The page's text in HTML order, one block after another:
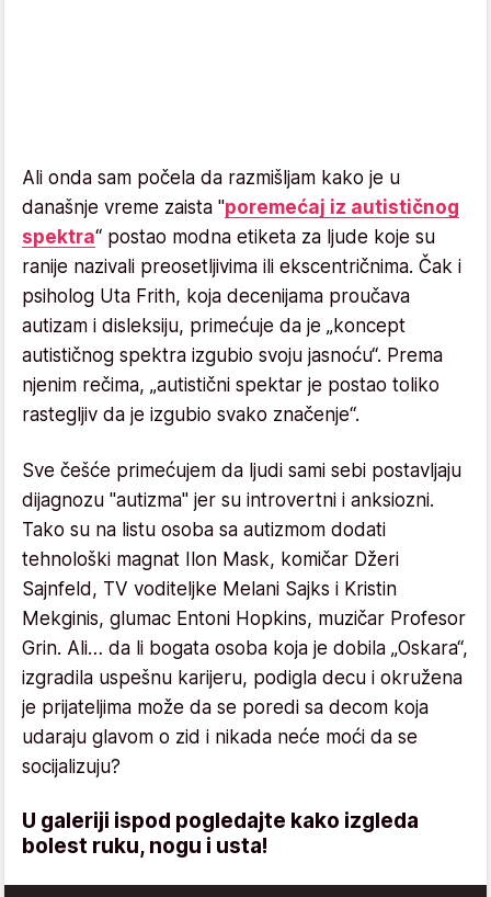
Ali onda sam počela da razmišljam kako je u
današnje vreme zaista "poremećaj iz autističnog
spektra“ postao modna etiketa za ljude koje su
ranije nazivali preosetljivima ili ekscentričnima. Čak i
psiholog Uta Frith, koja decenijama proučava
autizam i disleksiju, primećuje da je „koncept
autističnog spektra izgubio svoju jasnoću“. Prema
njenim rečima, „autistični spektar je postao toliko
rastegljiv da je izgubio svako značenje“.
Sve češće primećujem da ljudi sami sebi postavljaju
dijagnozu "autizma" jer su introvertni i anksiozni.
Tako su na listu osoba sa autizmom dodati
tehnološki magnat Ilon Mask, komičar Džeri
Sajnfeld, TV voditeljke Melani Sajks i Kristin
Mekginis, glumac Entoni Hopkins, muzičar Profesor
Grin. Ali… da li bogata osoba koja je dobila „Oskara“,
izgradila uspešnu karijeru, podigla decu i okružena
je prijateljima može da se poredi sa decom koja
udaraju glavom o zid i nikada neće moći da se
socijalizuju?
U galeriji ispod pogledajte kako izgleda
bolest ruku, nogu i usta!